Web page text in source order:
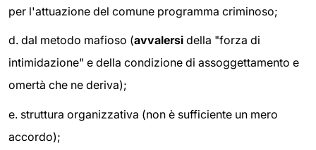
per l'attuazione del comune programma criminoso;
d. dal metodo mafioso (avvalersi della "forza di
intimidazione" e della condizione di assoggettamento e
omertà che ne deriva);
e. struttura organizzativa (non è sufficiente un mero
accordo);